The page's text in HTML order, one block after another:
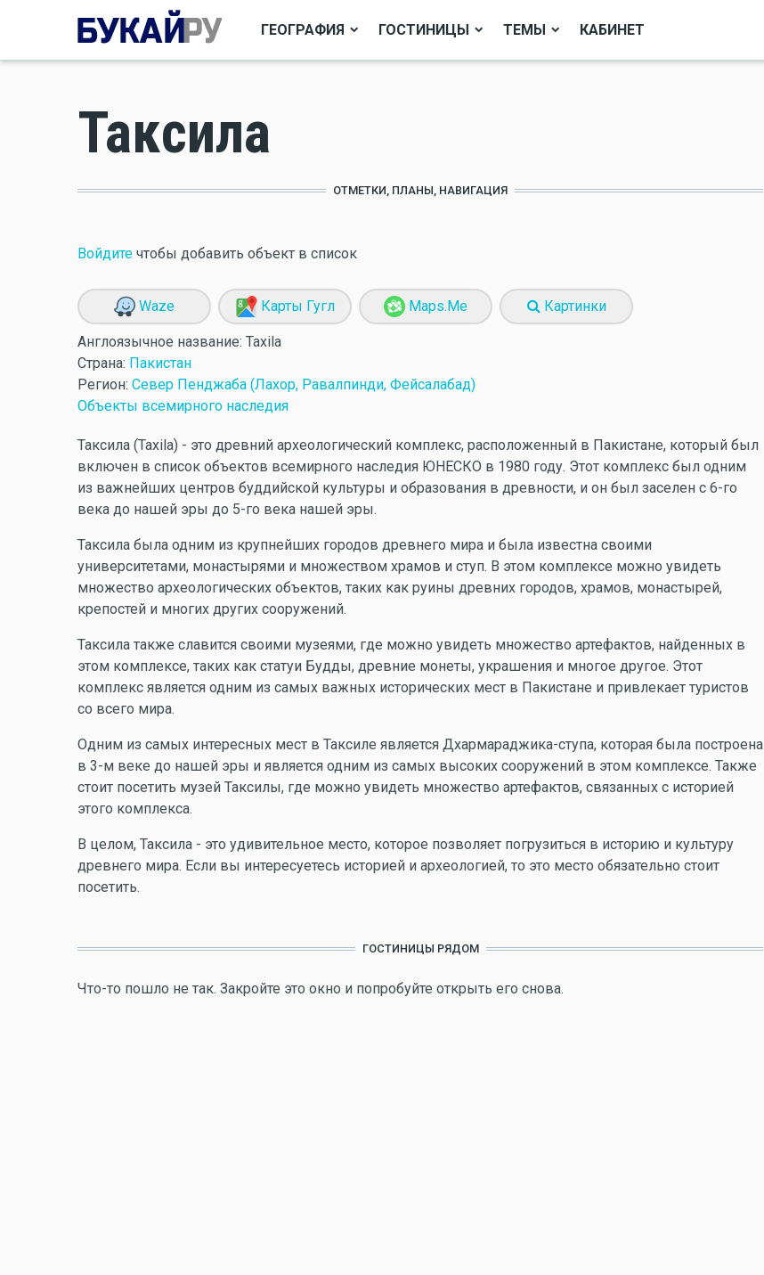
ГЕОГРАФИЯ ГОСТИНИЦЫ ТЕМЫ КАБИНЕТ
Таксила
ОТМЕТКИ, ПЛАНЫ, НАВИГАЦИЯ
Войдите чтобы добавить объект в список
Waze Карты Гугл Maps.Me Картинки
Англоязычное название: Taxila
Страна: Пакистан
Регион: Север Пенджаба (Лахор, Равалпинди, Фейсалабад)
Объекты всемирного наследия
Таксила (Taxila) - это древний археологический комплекс, расположенный в Пакистане, который был
включен в список объектов всемирного наследия ЮНЕСКО в 1980 году. Этот комплекс был одним
из важнейших центров буддийской культуры и образования в древности, и он был заселен с 6-го
века до нашей эры до 5-го века нашей эры.
Таксила была одним из крупнейших городов древнего мира и была известна своими
университетами, монастырями и множеством храмов и ступ. В этом комплексе можно увидеть
множество археологических объектов, таких как руины древних городов, храмов, монастырей,
крепостей и многих других сооружений.
Таксила также славится своими музеями, где можно увидеть множество артефактов, найденных в
этом комплексе, таких как статуи Будды, древние монеты, украшения и многое другое. Этот
комплекс является одним из самых важных исторических мест в Пакистане и привлекает туристов
со всего мира.
Одним из самых интересных мест в Таксиле является Дхармараджика-ступа, которая была построена
в 3-м веке до нашей эры и является одним из самых высоких сооружений в этом комплексе. Также
стоит посетить музей Таксилы, где можно увидеть множество артефактов, связанных с историей
этого комплекса.
В целом, Таксила - это удивительное место, которое позволяет погрузиться в историю и культуру
древнего мира. Если вы интересуетесь историей и археологией, то это место обязательно стоит
посетить.
ГОСТИНИЦЫ РЯДОМ
Что-то пошло не так. Закройте это окно и попробуйте открыть его снова.